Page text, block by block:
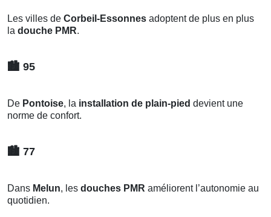
Les villes de Corbeil-Essonnes adoptent de plus en plus
la douche PMR.
🏙️ 95
De Pontoise, la installation de plain-pied devient une
norme de confort.
🏙️ 77
Dans Melun, les douches PMR améliorent l’autonomie au
quotidien.